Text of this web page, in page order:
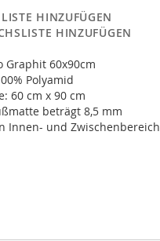
HINZUFÜGEN
HINZUFÜGEN
Graphit 60x90cm
Polyamid
60 cm x 90 cm
beträgt 8,5 mm
Innen- und Zwischenbereich